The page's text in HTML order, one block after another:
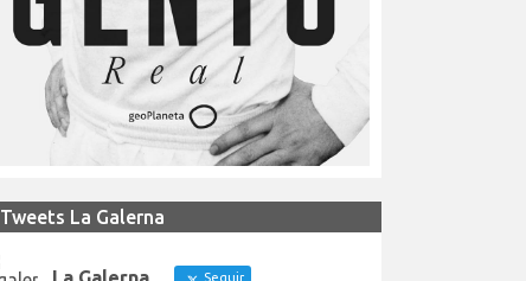
Tweets La Galerna
Seguir